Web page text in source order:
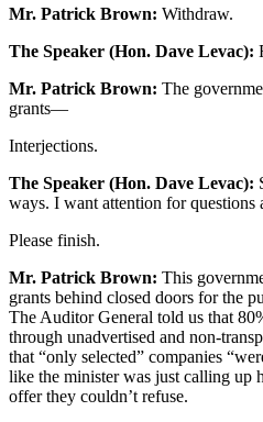
Mr. Patrick Brown: Withdraw.
The Speaker (Hon. Dave Levac):
Mr. Patrick Brown: The
grants—
Interjections.
The Speaker (Hon. Dave Levac):
ways. I want attention for questions
Please finish.
Mr. Patrick Brown: This
grants behind closed doors for the
The Auditor General told us that
through unadvertised and non-
that “only selected” companies
like the minister was just calling up
offer they couldn’t refuse.